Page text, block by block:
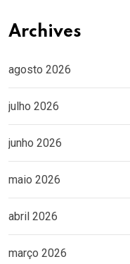
Archives
agosto 2026
julho 2026
junho 2026
maio 2026
abril 2026
março 2026